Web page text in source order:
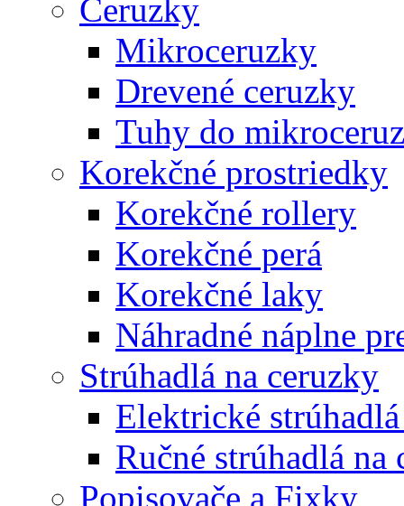
Ceruzky
Mikroceruzky
Drevené ceruzky
Tuhy do
Korekčné prostriedky
Korekčné rollery
Korekčné perá
Korekčné laky
Náhradné náplne
Strúhadlá na ceruzky
Elektrické
Ručné strúhadlá na
Popisovače a Fixky